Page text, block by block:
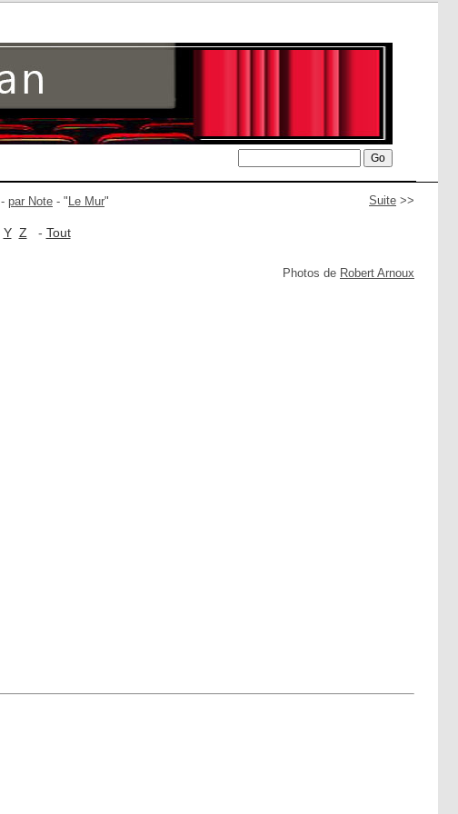
Suite >>
- par Note - " Le Mur"
Y Z - Tout
Photos de Robert Arnoux